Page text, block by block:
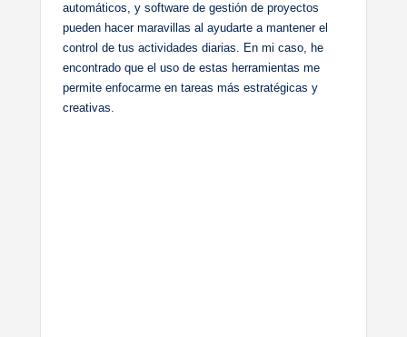
automáticos, y software de gestión de proyectos
pueden hacer maravillas al ayudarte a mantener el
control de tus actividades diarias. En mi caso, he
encontrado que el uso de estas herramientas me
permite enfocarme en tareas más estratégicas y
creativas.